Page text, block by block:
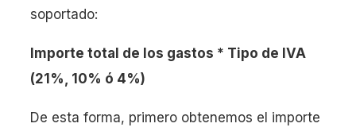
soportado:
Importe total de los gastos * Tipo de IVA
(21%, 10% ó 4%)
De esta forma, primero obtenemos el importe